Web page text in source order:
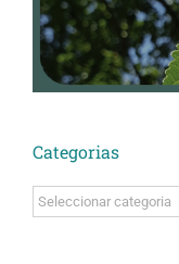
Categorias
Categorias